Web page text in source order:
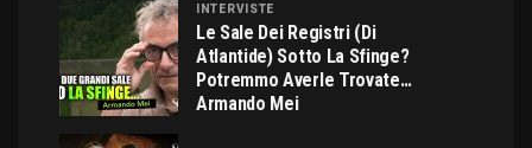
INTERVISTE
Le Sale Dei Registri (di
Atlantide) Sotto La Sfinge?
Potremmo Averle Trovate…
Armando Mei